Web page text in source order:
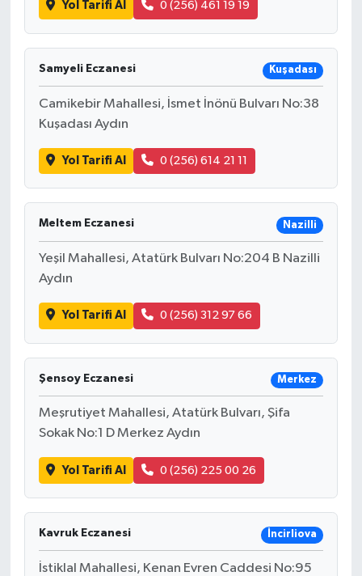
Yol Tarifi Al 0 (256) 461 19 19
Samyeli Eczanesi Kuşadası
Camikebir Mahallesi, İsmet İnönü Bulvarı No:38
Kuşadası Aydın
Yol Tarifi Al 0 (256) 614 21 11
Meltem Eczanesi Nazilli
Yeşil Mahallesi, Atatürk Bulvarı No:204 B Nazilli
Aydın
Yol Tarifi Al 0 (256) 312 97 66
Şensoy Eczanesi Merkez
Meşrutiyet Mahallesi, Atatürk Bulvarı, Şifa
Sokak No:1 D Merkez Aydın
Yol Tarifi Al 0 (256) 225 00 26
Kavruk Eczanesi İncirliova
İstiklal Mahallesi, Kenan Evren Caddesi No:95